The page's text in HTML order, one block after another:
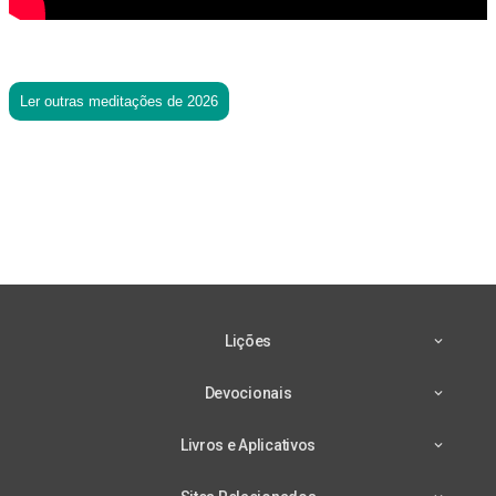
Ler outras meditações de 2026
Lições
Devocionais
Livros e Aplicativos